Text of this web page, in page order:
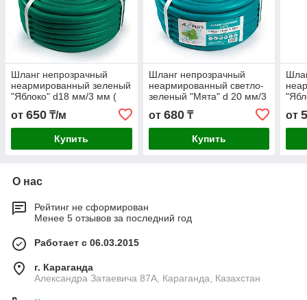
Шланг непрозрачный
неармированный зеленый
"Яблоко" d18 мм/3 мм (
бухта 20 м )
от 650 ₸/м
Купить
Шланг непрозрачный
неармированный светло-
зеленый "Мята" d 20 мм/3
мм ( бухта 20 м )
от 680₸
Купить
от
О нас
Рейтинг не сформирован
Менее 5 отзывов за последний год
Работает с 06.03.2015
г. Караганда
Александра Затаевича 87А, Караганда, Казахстан